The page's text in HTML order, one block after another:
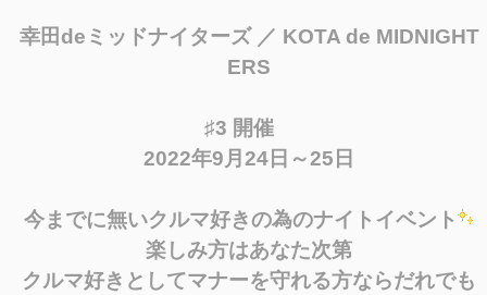
幸田deミッドナイターズ ／ KOTA de MIDNIGHT
ERS
♯3 開催
2022年9月24日～25日
今までに無いクルマ好きの為のナイトイベント
楽しみ方はあなた次第
クルマ好きとしてマナーを守れる方ならだれでも